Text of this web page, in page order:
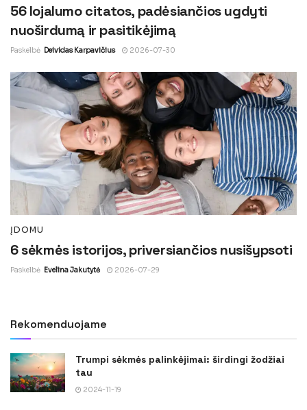
56 lojalumo citatos, padėsiančios ugdyti
nuoširdumą ir pasitikėjimą
Paskelbė Deividas Karpavičius 2026-07-30
ĮDOMU
6 sėkmės istorijos, priversiančios nusišypsoti
Paskelbė Evelina Jakutytė 2026-07-29
Rekomenduojame
Trumpi sėkmės palinkėjimai: širdingi žodžiai
tau
2024-11-19